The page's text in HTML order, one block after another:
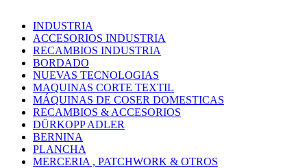
INDUSTRIA
ACCESORIOS INDUSTRIA
RECAMBIOS INDUSTRIA
BORDADO
NUEVAS TECNOLOGIAS
MAQUINAS CORTE TEXTIL
MÁQUINAS DE COSER DOMESTICAS
RECAMBIOS & ACCESORIOS
DÜRKOPP ADLER
BERNINA
PLANCHA
MERCERIA , PATCHWORK & OTROS